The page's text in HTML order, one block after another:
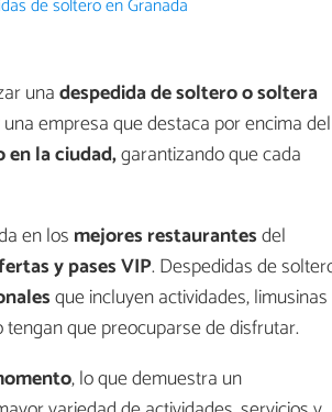
de soltero en Granada
unadespedida de soltero o soltera
empresa que destaca por encima del
en la ciudad,garantizando que cada
en los mejores restaurantesdel
y pases VIP. Despedidas de
que incluyen actividades, limusinas
que preocuparse de disfrutar.
, lo que demuestra un